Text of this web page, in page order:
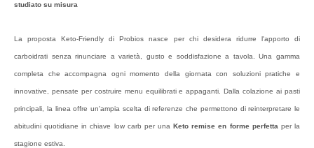
studiato su misura
La proposta Keto-Friendly di Probios nasce per chi desidera ridurre l'apporto di
carboidrati senza rinunciare a varietà, gusto e soddisfazione a tavola. Una gamma
completa che accompagna ogni momento della giornata con soluzioni pratiche e
innovative, pensate per costruire menu equilibrati e appaganti. Dalla colazione ai pasti
principali, la linea offre un'ampia scelta di referenze che permettono di reinterpretare le
abitudini quotidiane in chiave low carb per unaKeto remise en forme perfetta per la
stagione estiva.